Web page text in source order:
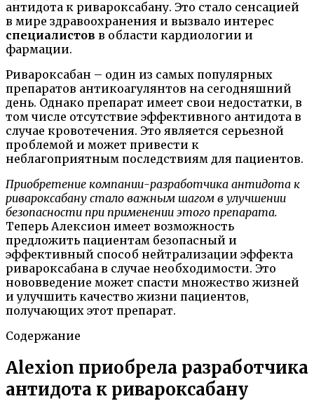
антидота к ривароксабану. Это стало сенсацией
в мире здравоохранения и вызвало интерес
специалистов в области кардиологии и
фармации.
Ривароксабан – один из самых популярных
препаратов антикоагулянтов на сегодняшний
день. Однако препарат имеет свои недостатки, в
том числе отсутствие эффективного антидота в
случае кровотечения. Это является серьезной
проблемой и может привести к
неблагоприятным последствиям для пациентов.
Приобретение компании-разработчика антидота к
ривароксабану стало важным шагом в улучшении
безопасности при применении этого препарата.
Теперь Алексион имеет возможность
предложить пациентам безопасный и
эффективный способ нейтрализации эффекта
ривароксабана в случае необходимости. Это
нововведение может спасти множество жизней
и улучшить качество жизни пациентов,
получающих этот препарат.
Содержание
Alexion приобрела разработчика
антидота к ривароксабану